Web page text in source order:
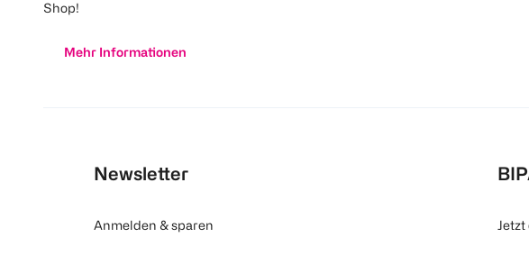
Shop!
Mehr Informationen
Newsletter
Anmelden & sparen Jetzt